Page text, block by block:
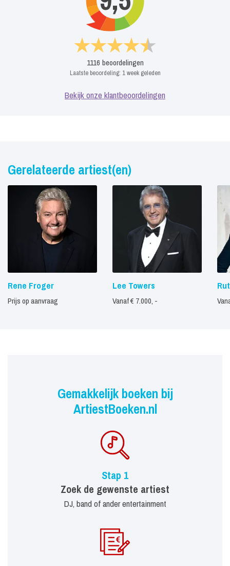
1116 beoordelingen
Laatste beoordeling: 1 week geleden
Bekijk onze klantbeoordelingen
Gerelateerde artiest(en)
Rene Froger
Prijs op aanvraag
Lee Towers
Vanaf € 7.000, -
Gemakkelijk boeken bij
ArtiestBoeken.nl
Stap 1
Zoek de gewenste artiest
DJ, band of ander entertainment